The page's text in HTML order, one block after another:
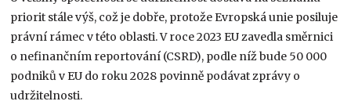
priorit stále výš, což je dobře, protože Evropská unie posiluje
právní rámec v této oblasti. V roce 2023 EU zavedla směrnici
o nefinančním reportování (CSRD), podle níž bude 50 000
podniků v EU do roku 2028 povinně podávat zprávy o
udržitelnosti.